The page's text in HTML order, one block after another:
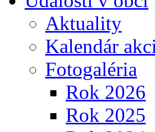
Aktuality
Kalendár
Fotogaléria
Rok 2026
Rok 2025